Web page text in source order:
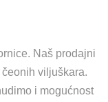
Naš prodajni
viljuškara.
i mogućnost